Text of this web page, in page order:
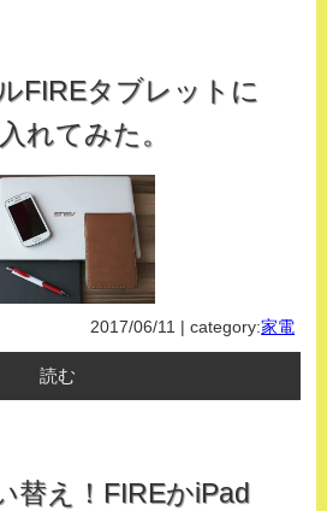
FIREタブレットに
れてみた。
2017/06/11 | category:家電
読む
替え！FIREかiPad